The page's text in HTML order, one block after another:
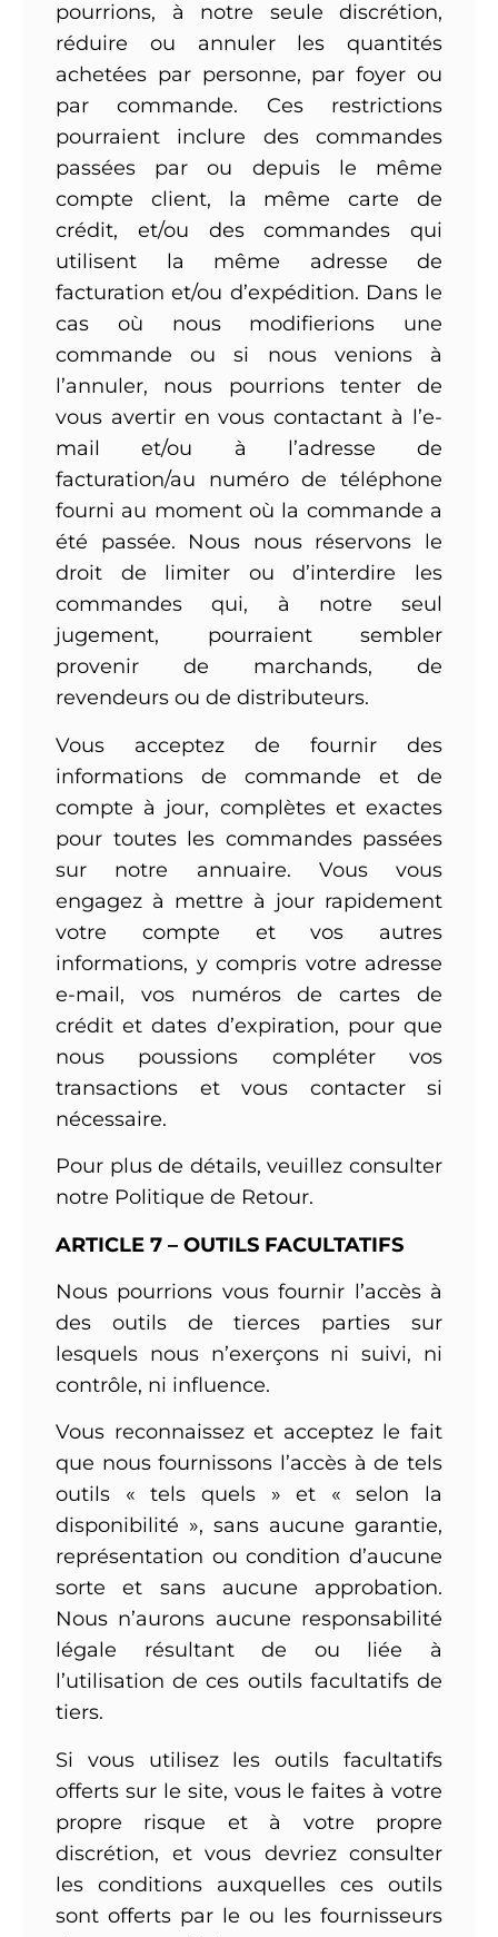
pourrions, à notre seule discrétion,
réduire ou annuler les quantités
achetées par personne, par foyer ou
par commande. Ces restrictions
pourraient inclure des commandes
passées par ou depuis le même
compte client, la même carte de
crédit, et/ou des commandes qui
utilisent la même adresse de
facturation et/ou d’expédition. Dans le
cas où nous modifierions une
commande ou si nous venions à
l’annuler, nous pourrions tenter de
vous avertir en vous contactant à l’e-
mail et/ou à l’adresse de
facturation/au numéro de téléphone
fourni au moment où la commande a
été passée. Nous nous réservons le
droit de limiter ou d’interdire les
commandes qui, à notre seul
jugement, pourraient sembler
provenir de marchands, de
revendeurs ou de distributeurs.
Vous acceptez de fournir des
informations de commande et de
compte à jour, complètes et exactes
pour toutes les commandes passées
sur notre annuaire. Vous vous
engagez à mettre à jour rapidement
votre compte et vos autres
informations, y compris votre adresse
e-mail, vos numéros de cartes de
crédit et dates d’expiration, pour que
nous poussions compléter vos
transactions et vous contacter si
nécessaire.
Pour plus de détails, veuillez consulter
notre Politique de Retour.
ARTICLE 7 – OUTILS FACULTATIFS
Nous pourrions vous fournir l’accès à
des outils de tierces parties sur
lesquels nous n’exerçons ni suivi, ni
contrôle, ni influence.
Vous reconnaissez et acceptez le fait
que nous fournissons l’accès à de tels
outils « tels quels » et « selon la
disponibilité », sans aucune garantie,
représentation ou condition d’aucune
sorte et sans aucune approbation.
Nous n’aurons aucune responsabilité
légale résultant de ou liée à
l’utilisation de ces outils facultatifs de
tiers.
Si vous utilisez les outils facultatifs
offerts sur le site, vous le faites à votre
propre risque et à votre propre
discrétion, et vous devriez consulter
les conditions auxquelles ces outils
sont offerts par le ou les fournisseurs